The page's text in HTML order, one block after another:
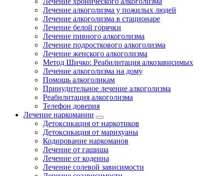
Лечение алкоголизма у пожилых людей
Лечение алкоголизма в стационаре
Лечение белой горячки
Лечение пивного алкоголизма
Лечение подросткового алкоголизма
Лечение женского алкоголизма
Метод Шичко: Реабилитация алкозависимых
Лечение алкоголизма на дому
Помощь алкоголикам
Принудительное лечение алкоголизма
Реабилитация алкоголизма
Телефон доверия
Лечение наркомании
Детоксикация от наркотиков
Детоксикация от марихуаны
Кодирование наркоманов
Лечение от гашиша
Лечение от кодеина
Лечение солевой зависимости